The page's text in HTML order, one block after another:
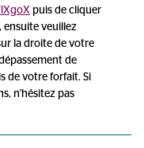
puis de cliquer
ensuite veuillez
la droite de votre
de
de votre forfait. Si
n'hésitez pas